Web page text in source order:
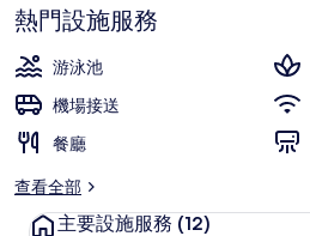
10，
深
受
旅
客
喜
熱門設施服務
游泳池
機場接送
餐廳
查看全部
主要設施服務 (12)